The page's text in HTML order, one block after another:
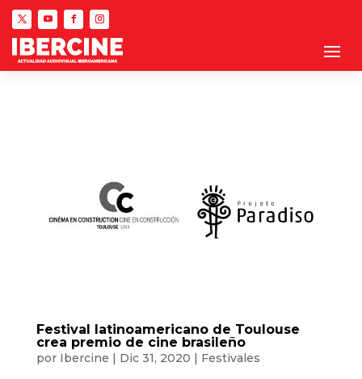
Festival latinoamericano de Toulouse
crea premio de cine brasileño
por Ibercine | Dic 31, 2020 | Festivales